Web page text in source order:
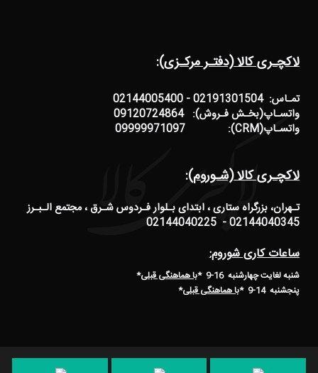
لاکچـری کالا (دفتـر مرکـزی):
تمـاس: 02191301504 - 02144005400
واتسـاپ(بخـش فـروش): 09120724864
واتسـاپ(CRM): 09999971097
لاکچـری کالا (شـوروم):
تـهران، بزرگراه ستاری ، ابتدای بـلوار فـردوس شـرق ، مجتمع الـبـرز
02144040345 - 02144040225
ساعات کاری شوروم:
شنبه لغایت چهارشنبه 16-9 * با هماهنگی قبلی*
پنجشنبه 14-9
*با هماهنگی قبلی*